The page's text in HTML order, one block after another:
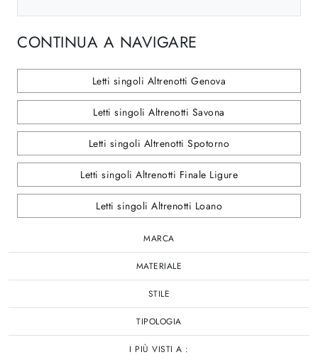
CONTINUA A NAVIGARE
Letti singoli Altrenotti Genova
Letti singoli Altrenotti Savona
Letti singoli Altrenotti Spotorno
Letti singoli Altrenotti Finale Ligure
Letti singoli Altrenotti Loano
MARCA
MATERIALE
STILE
TIPOLOGIA
I PIÙ VISTI A :